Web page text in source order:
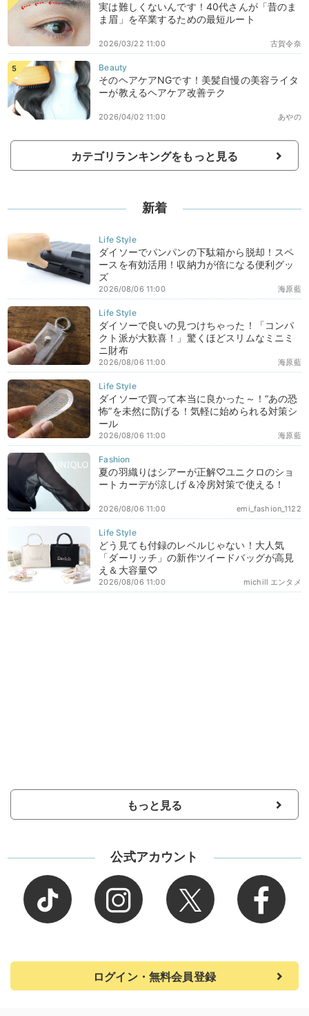
実は難しくないんです！40代さんが「昔のま
ま眉」を卒業するための最短ルート
古賀令奈
2026/03/22 11:00
そのヘアケアNGです！美髪自慢の美容ライタ
ーが教えるヘアケア改善テク
あやの
2026/04/02 11:00
カテゴリランキングをもっと見る
新着
ダイソーでパンパンの下駄箱から脱却！スペ
ースを有効活用！収納力が倍になる便利グッ
ズ
海原藍
2026/08/06 11:00
ダイソーで良いの見つけちゃった！「コンパ
クト派が大歓喜！」驚くほどスリムなミニミ
ニ財布
海原藍
2026/08/06 11:00
ダイソーで買って本当に良かった～！“あの恐
怖”を未然に防げる！気軽に始められる対策シ
ール
海原藍
2026/08/06 11:00
夏の羽織りはシアーが正解♡ユニクロのショ
ートカーデが涼しげ＆冷房対策で使える！
emi_fashion_1122
2026/08/06 11:00
どう見ても付録のレベルじゃない！大人気
「ダーリッチ」の新作ツイードバッグが高見
え＆大容量♡
michill エンタメ
2026/08/06 11:00
もっと見る
公式アカウント
ログイン・無料会員登録